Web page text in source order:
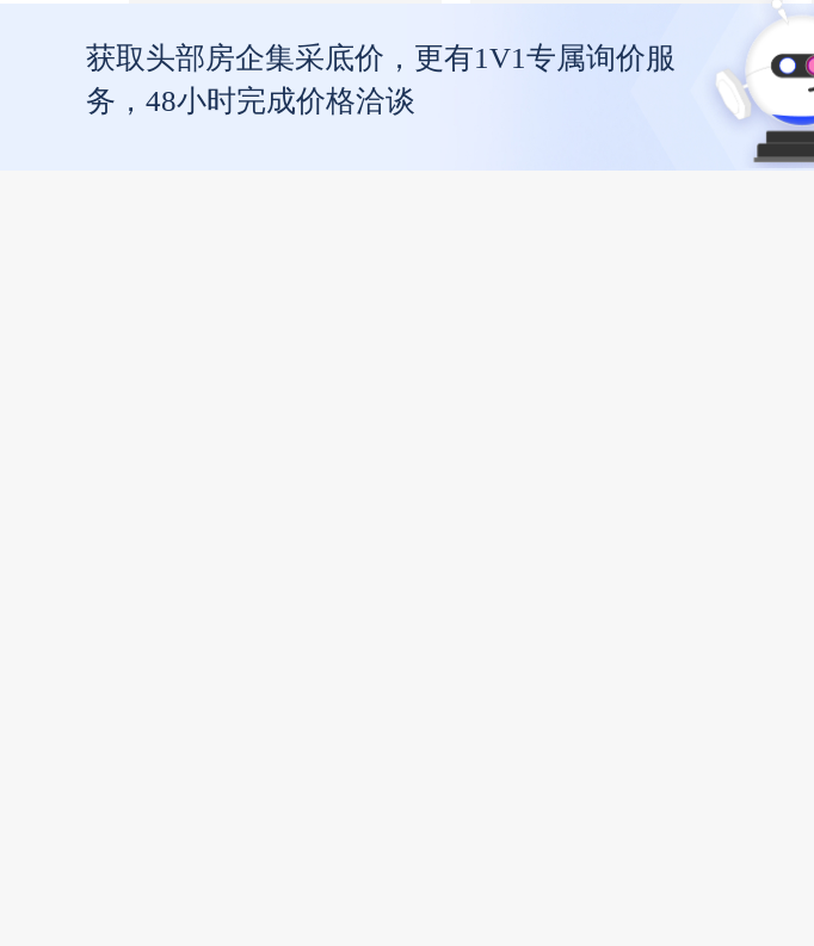
获取头部房企集采底价，更有1V1专属询价服
务，48小时完成价格洽谈